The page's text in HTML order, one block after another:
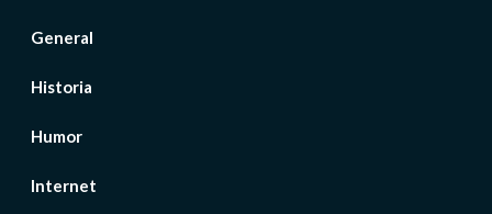
General
Historia
Humor
Internet